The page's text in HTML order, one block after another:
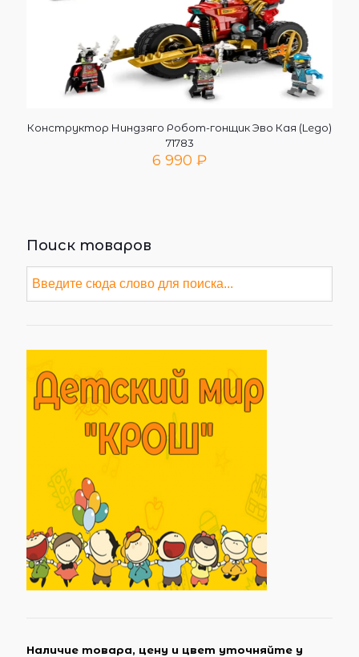
Конструктор Ниндзяго Робот-гонщик Эво Кая (Lego)
71783
6 990 ₽
Поиск товаров
Наличие товара, цену и цвет уточняйте у